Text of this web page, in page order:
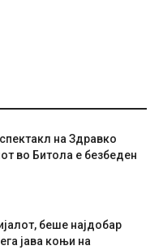
на Здравко
во Битола е безбеден
беше најдобар
јава коњи на